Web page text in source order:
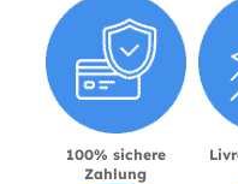
100% sichere
Zahlung